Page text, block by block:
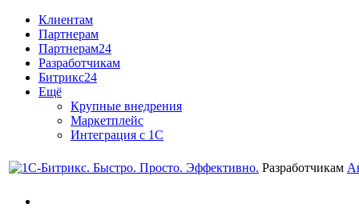
Клиентам
Партнерам
Партнерам24
Разработчикам
Битрикс24
Ещё
Крупные внедрения
Маркетплейс
Интеграция с 1С
Разработчикам